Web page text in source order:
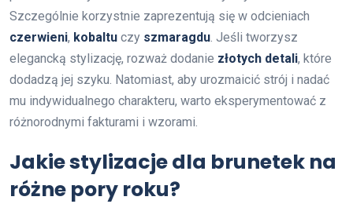
Szczególnie korzystnie zaprezentują się w odcieniach
czerwieni, kobaltu czy szmaragdu. Jeśli tworzysz
elegancką stylizację, rozważ dodanie złotych detali, które
dodadzą jej szyku. Natomiast, aby urozmaicić strój i nadać
mu indywidualnego charakteru, warto eksperymentować z
różnorodnymi fakturami i wzorami.
Jakie stylizacje dla brunetek na
różne pory roku?